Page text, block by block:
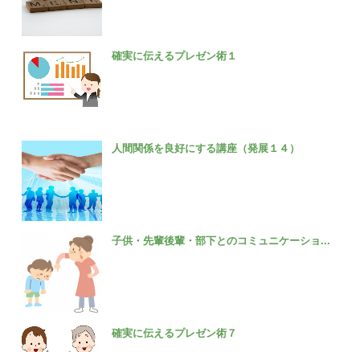
確実に伝えるプレゼン術１
人間関係を良好にする講座（発展１４）
子供・先輩後輩・部下とのコミュニケーショ...
確実に伝えるプレゼン術７